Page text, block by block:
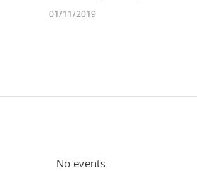
01/11/2019
No events